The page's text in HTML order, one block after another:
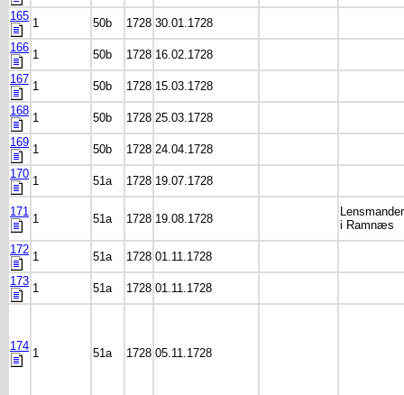
165
1 50b 1728 30.01.1728
166
1 50b 1728 16.02.1728
167
1 50b 1728 15.03.1728
168
1 50b 1728 25.03.1728
169
1 50b 1728 24.04.1728
170
1 51a 1728 19.07.1728
171
1 51a 1728 19.08.1728
i Ramnæs
172
1 51a 1728 01.11.1728
173
1 51a 1728 01.11.1728
174
1 51a 1728 05.11.1728